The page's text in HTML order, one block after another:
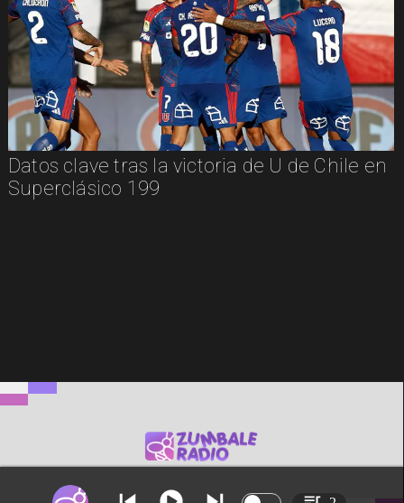
Datos clave tras la victoria de U de Chile en
Superclásico 199